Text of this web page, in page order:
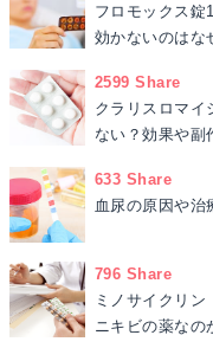
フロモックス錠
効かないのはな
2599 Share
クラリスロマ
ない？効果や副
633 Share
血尿の原因や治
796 Share
ミノサイクリ
ニキビの薬なの